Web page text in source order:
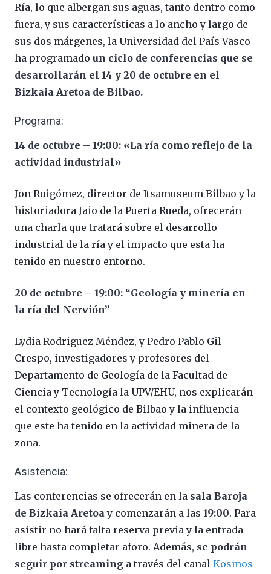
Ría, lo que albergan sus aguas, tanto dentro como
fuera, y sus características a lo ancho y largo de
sus dos márgenes, la Universidad del País Vasco
ha programado un ciclo de conferencias que se
desarrollarán el 14 y 20 de octubre en el
Bizkaia Aretoa de Bilbao.
Programa:
14 de octubre – 19:00: «La ría como reflejo de la
actividad industrial»
Jon Ruigómez, director de Itsamuseum Bilbao y la
historiadora Jaio de la Puerta Rueda, ofrecerán
una charla que tratará sobre el desarrollo
industrial de la ría y el impacto que esta ha
tenido en nuestro entorno.
20 de octubre – 19:00: “Geología y minería en
la ría del Nervión”
Lydia Rodriguez Méndez, y Pedro Pablo Gil
Crespo, investigadores y profesores del
Departamento de Geología de la Facultad de
Ciencia y Tecnología la UPV/EHU, nos explicarán
el contexto geológico de Bilbao y la influencia
que este ha tenido en la actividad minera de la
zona.
Asistencia:
Las conferencias se ofrecerán en la sala Baroja
de Bizkaia Aretoa y comenzarán a las 19:00. Para
asistir no hará falta reserva previa y la entrada
libre hasta completar aforo. Además, se podrán
seguir por streaming a través del canal Kosmos